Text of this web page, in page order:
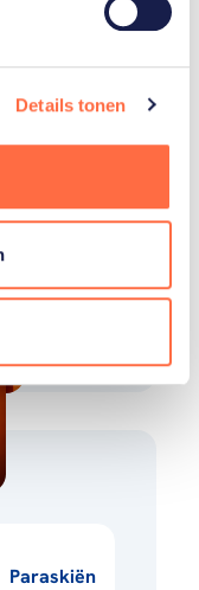
Details tonen
van
Paraskiën